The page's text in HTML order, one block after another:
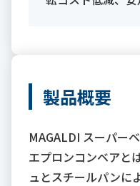
製品概要
MAGALDI スーパー
エプロンコンベアと
ュとスチールパンに